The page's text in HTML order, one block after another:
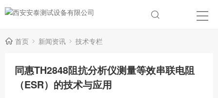
首页 新闻资讯 技术专栏
同惠TH2848阻抗分析仪测量等效串联电阻
（ESR）的技术与应用